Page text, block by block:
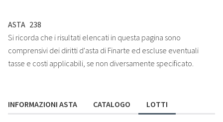
ASTA 238
Si ricorda che i risultati elencati in questa pagina sono
comprensivi dei diritti d'asta di Finarte ed escluse eventuali
tasse e costi applicabili, se non diversamente specificato.
INFORMAZIONI ASTA CATALOGO LOTTI